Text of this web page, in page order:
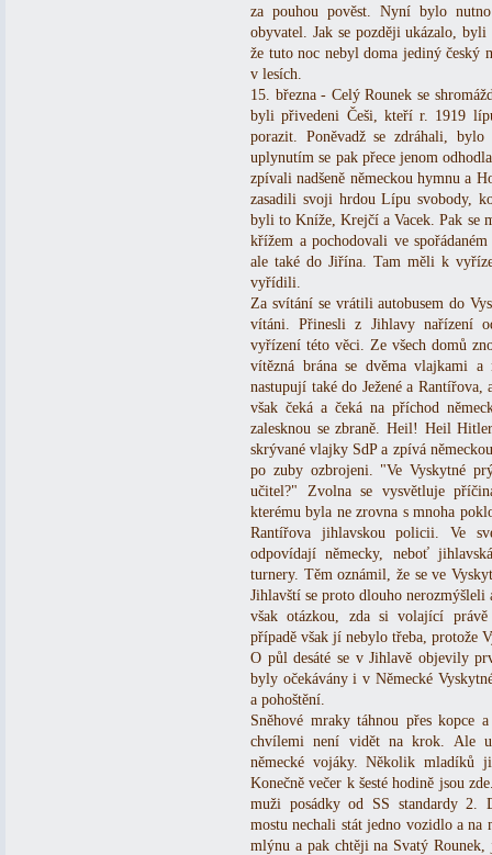
za pouhou pověst. Nyní bylo
obyvatel. Jak se později ukázalo,
že tuto noc nebyl doma jediný český
v lesích.
15. března - Celý Rounek se
byli přivedeni Češi, kteří r. 1919
porazit. Poněvadž se zdráhali,
uplynutím se pak přece jenom
zpívali nadšeně německou hymnu a
zasadili svoji hrdou Lípu svobody,
byli to Kníže, Krejčí a Vacek. Pak se
křížem a pochodovali ve
ale také do Jiřína. Tam měli k
vyřídili.
Za svítání se vrátili autobusem do
vítáni. Přinesli z Jihlavy nařízení
vyřízení této věci. Ze všech domů
vítězná brána se dvěma vlajkami a
nastupují také do Ježené a
však čeká a čeká na příchod
zalesknou se zbraně. Heil! Heil
skrývané vlajky SdP a zpívá
po zuby ozbrojeni. "Ve Vyskytné
učitel?" Zvolna se vysvětluje
kterému byla ne zrovna s mnoha
Rantířova jihlavskou policii. Ve
odpovídají německy, neboť
turnery. Těm oznámil, že se ve
Jihlavští se proto dlouho nerozmýšleli
však otázkou, zda si volající
případě však jí nebylo třeba, protože
O půl desáté se v Jihlavě objevily
byly očekávány i v Německé
a pohoštění.
Sněhové mraky táhnou přes kopce
chvílemi není vidět na krok. Ale
německé vojáky. Několik mladíků
Konečně večer k šesté hodině jsou
muži posádky od SS standardy 2.
mostu nechali stát jedno vozidlo a
mlýnu a pak chtěji na Svatý